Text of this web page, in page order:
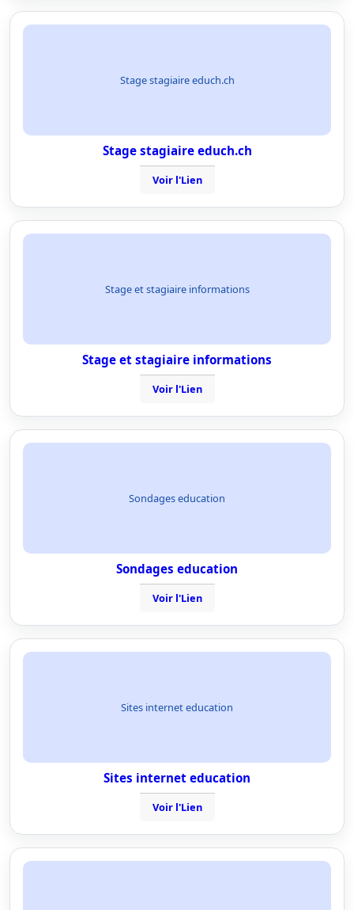
Stage stagiaire educh.ch
Stage stagiaire educh.ch
Voir l'Lien
Stage et stagiaire informations
Stage et stagiaire informations
Voir l'Lien
Sondages education
Sondages education
Voir l'Lien
Sites internet education
Sites internet education
Voir l'Lien